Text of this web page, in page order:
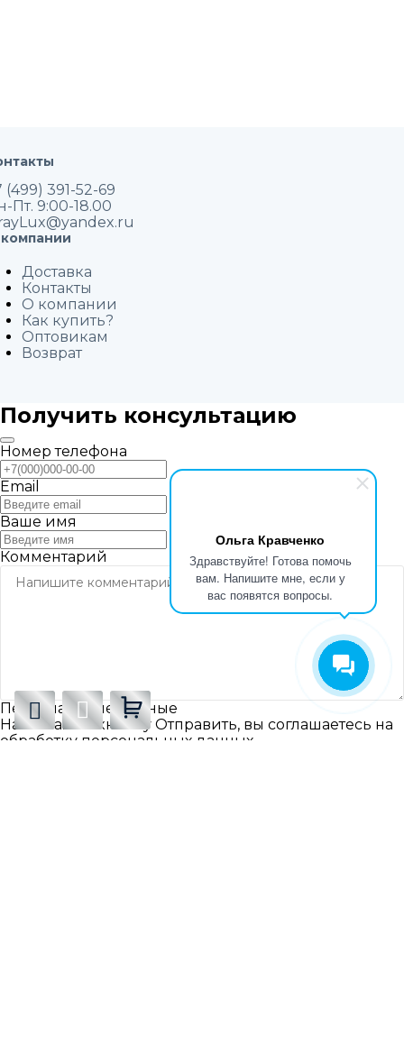
Ольга Кравченко
Здравствуйте! Готова помочь
вам. Напишите мне, если у
вас появятся вопросы.
(499) 391-52-69
Пт. 9:00-18.00
Доставка
Контакты
О компании
Как купить?
Оптовикам
Возврат
Получить консультацию
Номер телефона
Email
Ваше имя
Комментарий
Персональные данные
Нажимая на кнопку Отправить, вы соглашаетесь на
обработку персональных данных